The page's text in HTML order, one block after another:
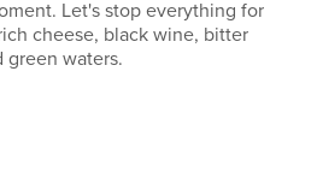
Let's stop everything for
cheese, black wine, bitter
green waters.